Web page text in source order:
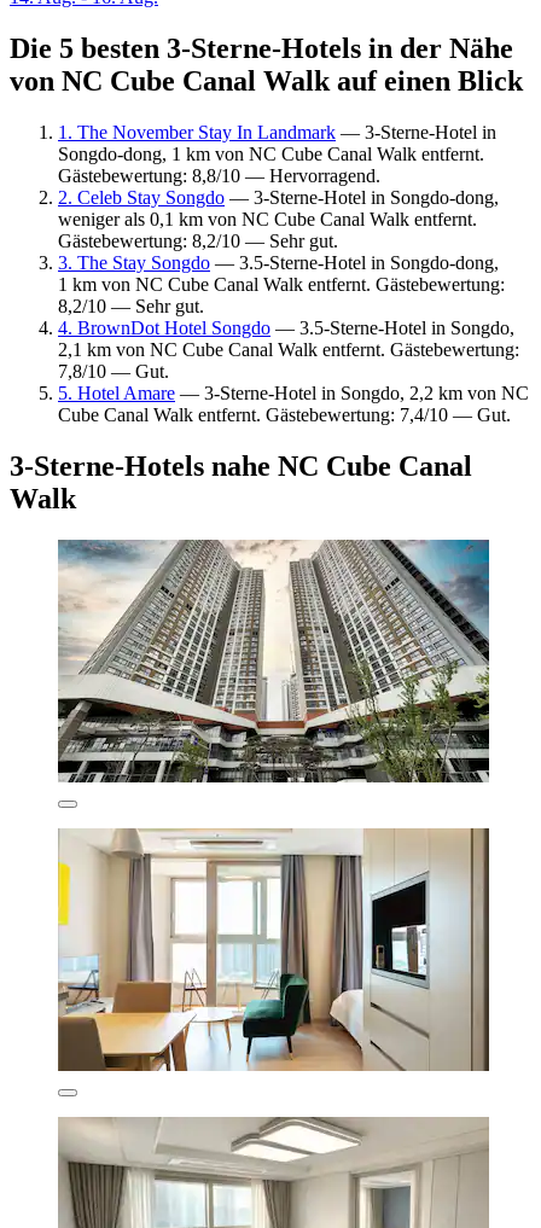
Die 5 besten 3-Sterne-Hotels in der Nähe
von NC Cube Canal Walk auf einen Blick
1. The November Stay In Landmark — 3-Sterne-Hotel in
Songdo-dong, 1 km von NC Cube Canal Walk entfernt.
Gästebewertung: 8,8/10 — Hervorragend.
2. Celeb Stay Songdo — 3-Sterne-Hotel in Songdo-dong,
weniger als 0,1 km von NC Cube Canal Walk entfernt.
Gästebewertung: 8,2/10 — Sehr gut.
3. The Stay Songdo — 3.5-Sterne-Hotel in Songdo-dong,
1 km von NC Cube Canal Walk entfernt. Gästebewertung:
8,2/10 — Sehr gut.
4. BrownDot Hotel Songdo — 3.5-Sterne-Hotel in Songdo,
2,1 km von NC Cube Canal Walk entfernt. Gästebewertung:
7,8/10 — Gut.
5. Hotel Amare — 3-Sterne-Hotel in Songdo, 2,2 km von NC
Cube Canal Walk entfernt. Gästebewertung: 7,4/10 — Gut.
3-Sterne-Hotels nahe NC Cube Canal
Walk